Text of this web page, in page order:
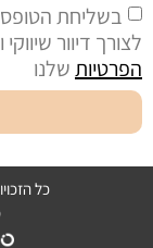
בשליחת
לצורך דיוור
הפרטיותשלנו
כל